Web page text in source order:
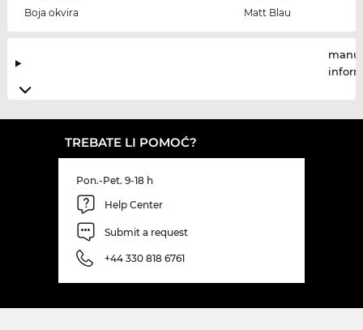
Boja okvira
Matt Blau
TREBATE LI POMOĆ?
Pon.-Pet. 9-18 h
Help Center
Submit a request
+44 330 818 6761